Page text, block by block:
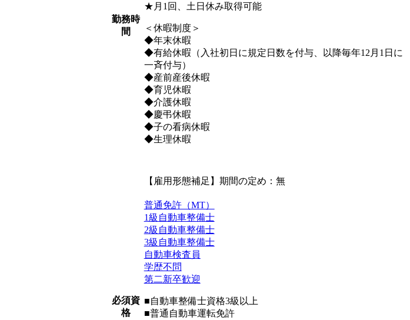
勤務時
間
★月1回、土日休み取得可能
＜休暇制度＞
◆年末休暇
◆有給休暇（入社初日に規定日数を付与、以降毎年12月1日に
一斉付与）
◆産前産後休暇
◆育児休暇
◆介護休暇
◆慶弔休暇
◆子の看病休暇
◆生理休暇
【雇用形態補足】期間の定め：無
必須資
格
普通免許（MT）
1級自動車整備士
2級自動車整備士
3級自動車整備士
自動車検査員
学歴不問
第二新卒歓迎
■自動車整備士資格3級以上
■普通自動車運転免許